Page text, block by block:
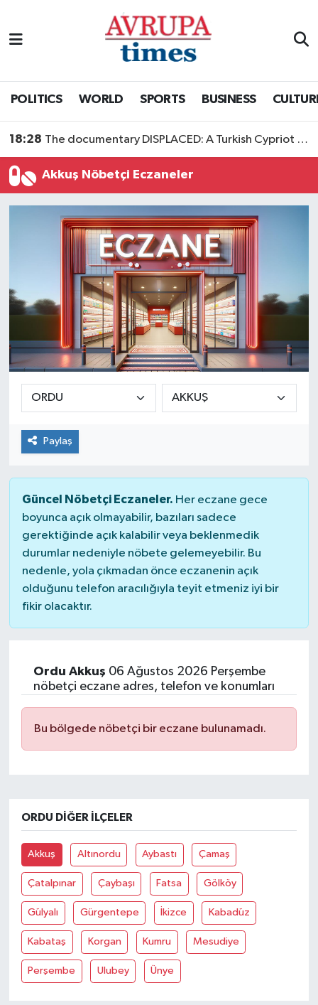
POLITICS WORLD SPORTS BUSINESS
18:28 The documentary DISPLACED: A Turkish Cypriot Story is now available to watch
Akkuş Nöbetçi Eczaneler
Paylaş
Güncel Nöbetçi Eczaneler. Her eczane gece
boyunca açık olmayabilir, bazıları sadece
gerektiğinde açık kalabilir veya beklenmedik
durumlar nedeniyle nöbete gelemeyebilir. Bu
nedenle, yola çıkmadan önce eczanenin açık
olduğunu telefon aracılığıyla teyit etmeniz iyi bir
fikir olacaktır.
Ordu Akkuş 06 Ağustos 2026 Perşembe
nöbetçi eczane adres, telefon ve konumları
Bu bölgede nöbetçi bir eczane bulunamadı.
ORDU DIĞER İLÇELER
Akkuş Altınordu Aybastı Çamaş
Çatalpınar Çaybaşı Fatsa Gölköy
Gülyalı Gürgentepe İkizce Kabadüz
Kabataş Korgan Kumru Mesudiye
Perşembe Ulubey Ünye
Nöbetçi Eczaneler
Tüm Manşetler
Son Dakika Haberleri
Haber Arşivi